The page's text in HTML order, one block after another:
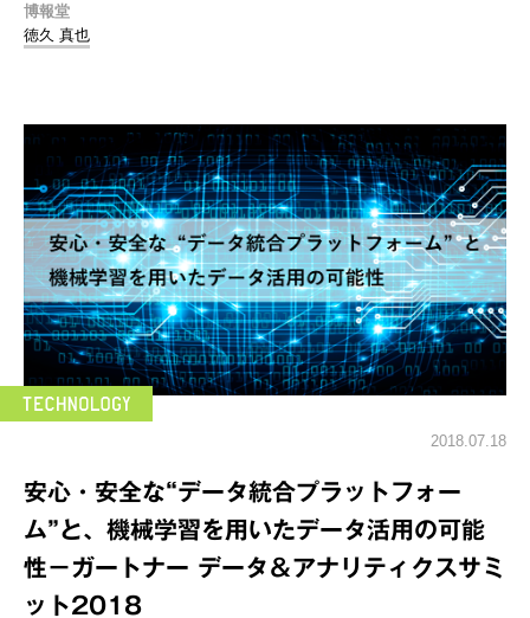
博報堂
徳久 真也
2018.07.18
安心・安全な“データ統合プラットフォー
ム”と、機械学習を用いたデータ活用の可能
性－ガートナー データ＆アナリティクスサミ
ット2018